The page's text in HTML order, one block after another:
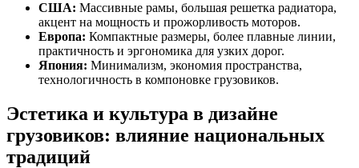
США: Массивные рамы, большая решетка радиатора,
акцент на мощность и прожорливость моторов.
Европа: Компактные размеры, более плавные линии,
практичность и эргономика для узких дорог.
Япония: Минимализм, экономия пространства,
технологичность в компоновке грузовиков.
Эстетика и культура в дизайне
грузовиков: влияние национальных
традиций